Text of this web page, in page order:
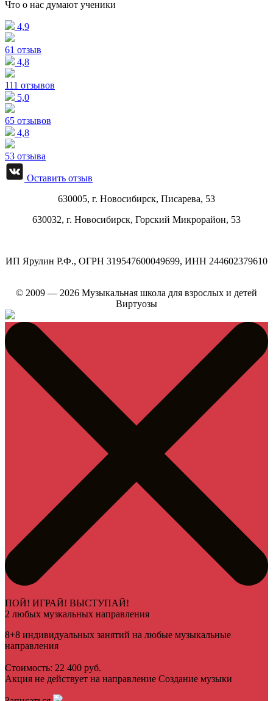
Что о нас думают ученики
4,9
61 отзыв
4,8
111 отзывов
5,0
65 отзывов
4,8
53 отзыва
Оставить отзыв
630005, г. Новосибирск, Писарева, 53
630032, г. Новосибирск, Горский Микрорайон, 53
ИП Ярулин Р.Ф., ОГРН 319547600049699, ИНН 244602379610
© 2009 — 2026 Музыкальная школа для взрослых и детей
Виртуозы
ПОЙ! ИГРАЙ! ВЫСТУПАЙ!
2 любых музкальных направления
8+8 индивидуальных занятий на любые музыкальные
направления
Стоимость: 22 400 руб.
Акция не действует на направление Создание музыки